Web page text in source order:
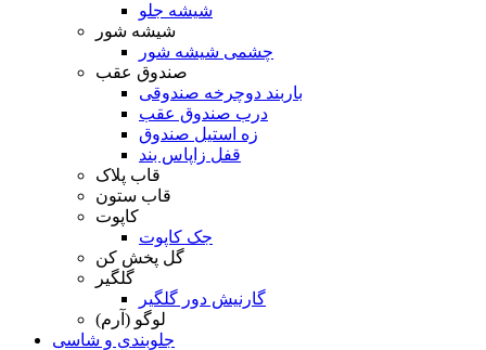
شیشه جلو
شیشه شور
چشمی شیشه شور
صندوق عقب
باربند دوچرخه صندوقی
درب صندوق عقب
زه استیل صندوق
قفل زاپاس بند
قاب پلاک
قاب ستون
کاپوت
جک کاپوت
گل پخش کن
گلگیر
گارنیش دور گلگیر
لوگو (آرم)
جلوبندی و شاسی